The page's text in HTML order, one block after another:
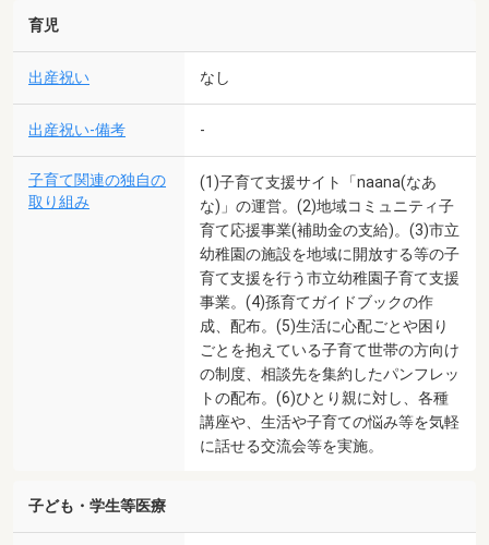
育児
出産祝い なし
出産祝い-備考 -
子育て関連の独自の
取り組み
(1)子育て支援サイト「naana(なあ
な)」の運営。(2)地域コミュニティ子
育て応援事業(補助金の支給)。(3)市立
幼稚園の施設を地域に開放する等の子
育て支援を行う市立幼稚園子育て支援
事業。(4)孫育てガイドブックの作
成、配布。(5)生活に心配ごとや困り
ごとを抱えている子育て世帯の方向け
の制度、相談先を集約したパンフレッ
トの配布。(6)ひとり親に対し、各種
講座や、生活や子育ての悩み等を気軽
に話せる交流会等を実施。
子ども・学生等医療